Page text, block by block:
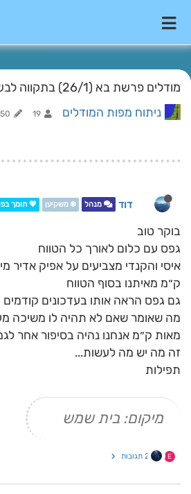
מודלים פרשת בא (26/1) בתקווה לבשורות טובות!
ניתוח מפות המודלים 19
50
דוד מנהל ❄️ משקיען 💖 תומך
בוקר טוב
גפס עם כלום לאורך כל הטווח
איסי והקנדי מצביעים על אפיק אדיר
ק״מ מאיתנו בסוף הטווח
גם גפס הראה אותו בעדכונים קודמים
מה שאומר שאם לא תהיה לו משיכה
מאות ק״מ אנחנו נהיה בסיפור אחר
זה מה יש מה לעשות...
תפילות
מיקום: בית שמש
E 2 תגובות